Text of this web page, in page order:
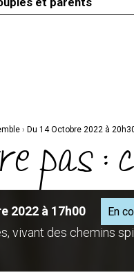
› Du 14 Octobre 2022 à
:
2022 à 17h00 En
vivant des chemins